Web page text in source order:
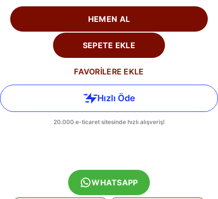
HEMEN AL
SEPETE EKLE
FAVORİLERE EKLE
WHATSAPP